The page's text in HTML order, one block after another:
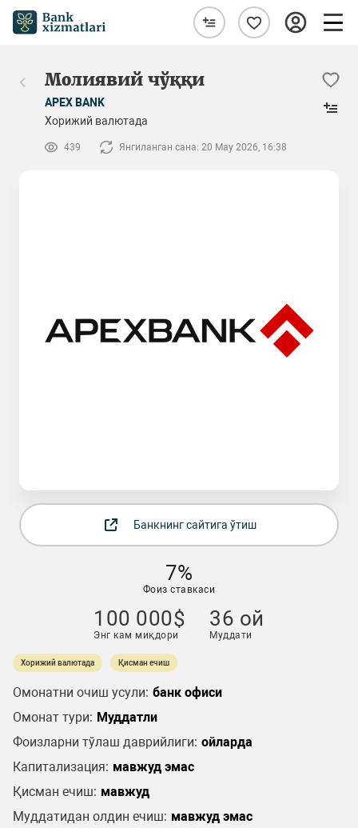
Молиявий чўққи
APEX BANK
Хорижий валютада
439 Янгиланган сана: 20 May 2026, 16:38
Банкнинг сайтига ўтиш
7%
Фоиз ставкаси
100 000$
Энг кам миқдори
36 ой
Муддати
Хорижий валютада Қисман ечиш
Омонатни очиш усули: банк офиси
Омонат тури: Муддатли
Фоизларни тўлаш даврийлиги: ойларда
Капитализация: мавжуд эмас
Қисман ечиш: мавжуд
Муддатидан олдин ечиш: мавжуд эмас